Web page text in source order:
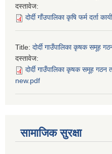
दस्तावेज:
दोर्दी गाँउपालिका कृषि फर्म दर्ता
Title: दोर्दी गाउँपालिका कृषक समूह
दस्तावेज:
दोर्दी गाउँपालिका कृषक समूह गठन
new.pdf
सामाजिक सुरक्षा